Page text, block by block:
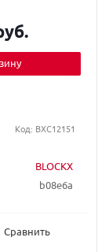
BLOCKX
b08e6a
Сравнить
Код: BXC12151